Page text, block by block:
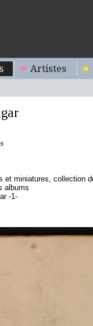
Artistes
et miniatures, collection
albums
-1-